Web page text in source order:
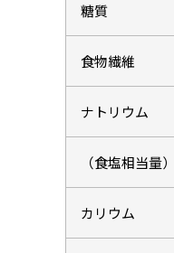
糖質
食物繊維
ナトリウム
（食塩相当量）
カリウム